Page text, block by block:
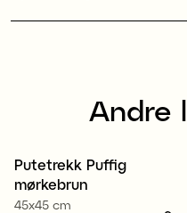
Andre
Putetrekk Puffig
mørkebrun
45x45 cm